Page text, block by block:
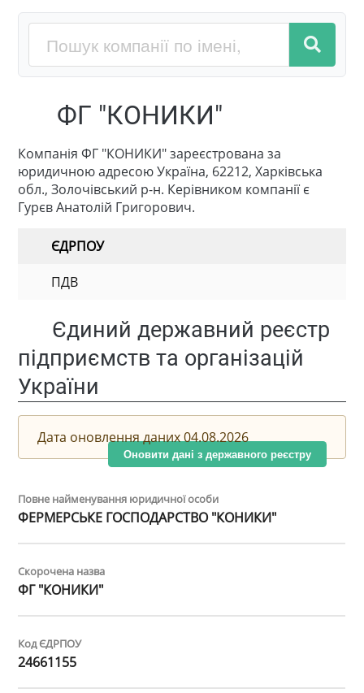
ФГ "КОНИКИ"
Компанія ФГ "КОНИКИ" зареєстрована за
юридичною адресою Україна, 62212, Харківська
обл., Золочівський р-н. Керівником компанії є
Гурєв Анатолій Григорович.
ЄДРПОУ
ПДВ
Єдиний державний реєстр
підприємств та організацій
України
Дата оновлення даних 04.08.2026
Оновити дані з державного реєстру
Повне найменування юридичної особи
ФЕРМЕРСЬКЕ ГОСПОДАРСТВО "КОНИКИ"
Скорочена назва
ФГ "КОНИКИ"
Код ЄДРПОУ
24661155